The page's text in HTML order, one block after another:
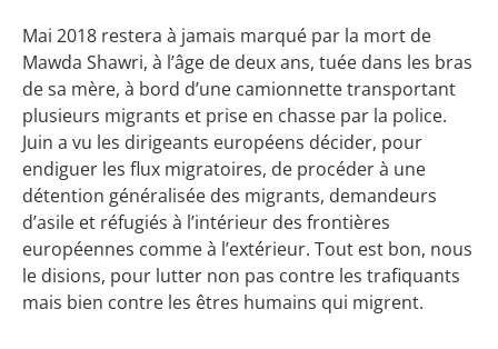
Mai 2018 restera à jamais marqué par la mort de
Mawda Shawri, à l’âge de deux ans, tuée dans les bras
de sa mère, à bord d’une camionnette transportant
plusieurs migrants et prise en chasse par la police.
Juin a vu les dirigeants européens décider, pour
endiguer les flux migratoires, de procéder à une
détention généralisée des migrants, demandeurs
d’asile et réfugiés à l’intérieur des frontières
européennes comme à l’extérieur. Tout est bon, nous
le disions, pour lutter non pas contre les trafiquants
mais bien contre les êtres humains qui migrent.